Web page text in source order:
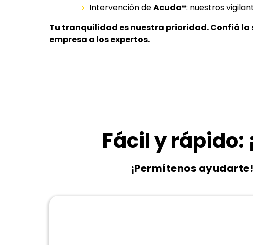
Intervención deAcuda®: nuestros
Tu tranquilidad es nuestra prioridad. Confiá la
empresa a los expertos.
Fácil y rápido:
¡Permítenos ayudarte!